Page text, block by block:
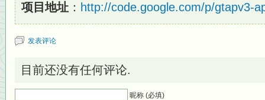
项目地址 ： http://code.google.com/p/gtapv3-
发表评论
目前还没有任何评论.
昵称 (必填)